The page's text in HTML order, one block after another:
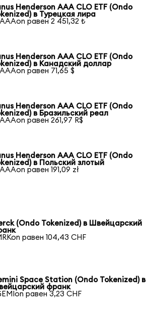
Henderson AAA CLO ETF (Ondo
в Турецкая лира
равен 2 451,32 ₺
Henderson AAA CLO ETF (Ondo
в Канадский доллар
равен 71,65 $
Henderson AAA CLO ETF (Ondo
в Бразильский реал
равен 261,97 R$
Henderson AAA CLO ETF (Ondo
в Польский злотый
равен 191,09 zł
(Ondo Tokenized) в Швейцарский
равен 104,43 CHF
Space Station (Ondo Tokenized) в
франк
равен 3,23 CHF